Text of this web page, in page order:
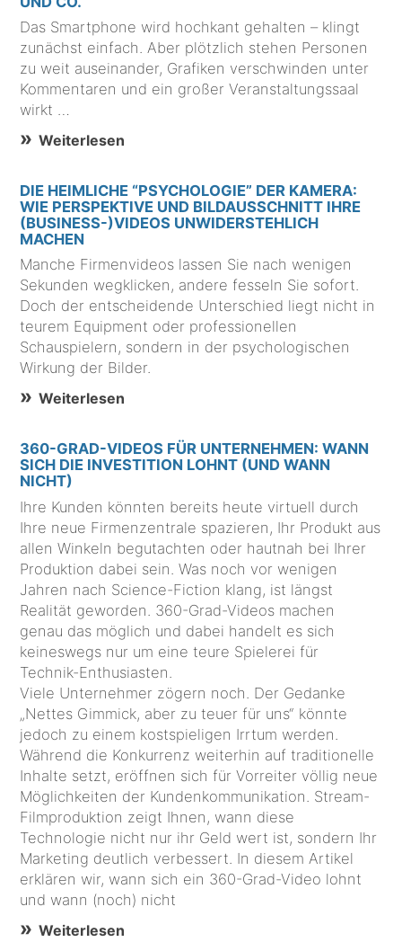
Das Smartphone wird hochkant gehalten – klingt
zunächst einfach. Aber plötzlich stehen Personen
zu weit auseinander, Grafiken verschwinden unter
Kommentaren und ein großer Veranstaltungssaal
wirkt …
Weiterlesen
DIE HEIMLICHE “PSYCHOLOGIE” DER KAMERA:
WIE PERSPEKTIVE UND BILDAUSSCHNITT IHRE
(BUSINESS-)VIDEOS UNWIDERSTEHLICH
MACHEN
Manche Firmenvideos lassen Sie nach wenigen
Sekunden wegklicken, andere fesseln Sie sofort.
Doch der entscheidende Unterschied liegt nicht in
teurem Equipment oder professionellen
Schauspielern, sondern in der psychologischen
Wirkung der Bilder.
Weiterlesen
360-GRAD-VIDEOS FÜR UNTERNEHMEN: WANN
SICH DIE INVESTITION LOHNT (UND WANN
NICHT)
Ihre Kunden könnten bereits heute virtuell durch
Ihre neue Firmenzentrale spazieren, Ihr Produkt aus
allen Winkeln begutachten oder hautnah bei Ihrer
Produktion dabei sein. Was noch vor wenigen
Jahren nach Science-Fiction klang, ist längst
Realität geworden. 360-Grad-Videos machen
genau das möglich und dabei handelt es sich
keineswegs nur um eine teure Spielerei für
Technik-Enthusiasten.
Viele Unternehmer zögern noch. Der Gedanke
„Nettes Gimmick, aber zu teuer für uns“ könnte
jedoch zu einem kostspieligen Irrtum werden.
Während die Konkurrenz weiterhin auf traditionelle
Inhalte setzt, eröffnen sich für Vorreiter völlig neue
Möglichkeiten der Kundenkommunikation. Stream-
Filmproduktion zeigt Ihnen, wann diese
Technologie nicht nur ihr Geld wert ist, sondern Ihr
Marketing deutlich verbessert. In diesem Artikel
erklären wir, wann sich ein 360-Grad-Video lohnt
und wann (noch) nicht
Weiterlesen